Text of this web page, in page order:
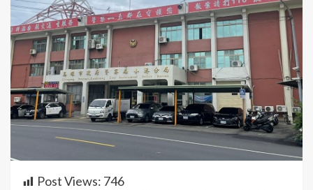
Post Views: 746